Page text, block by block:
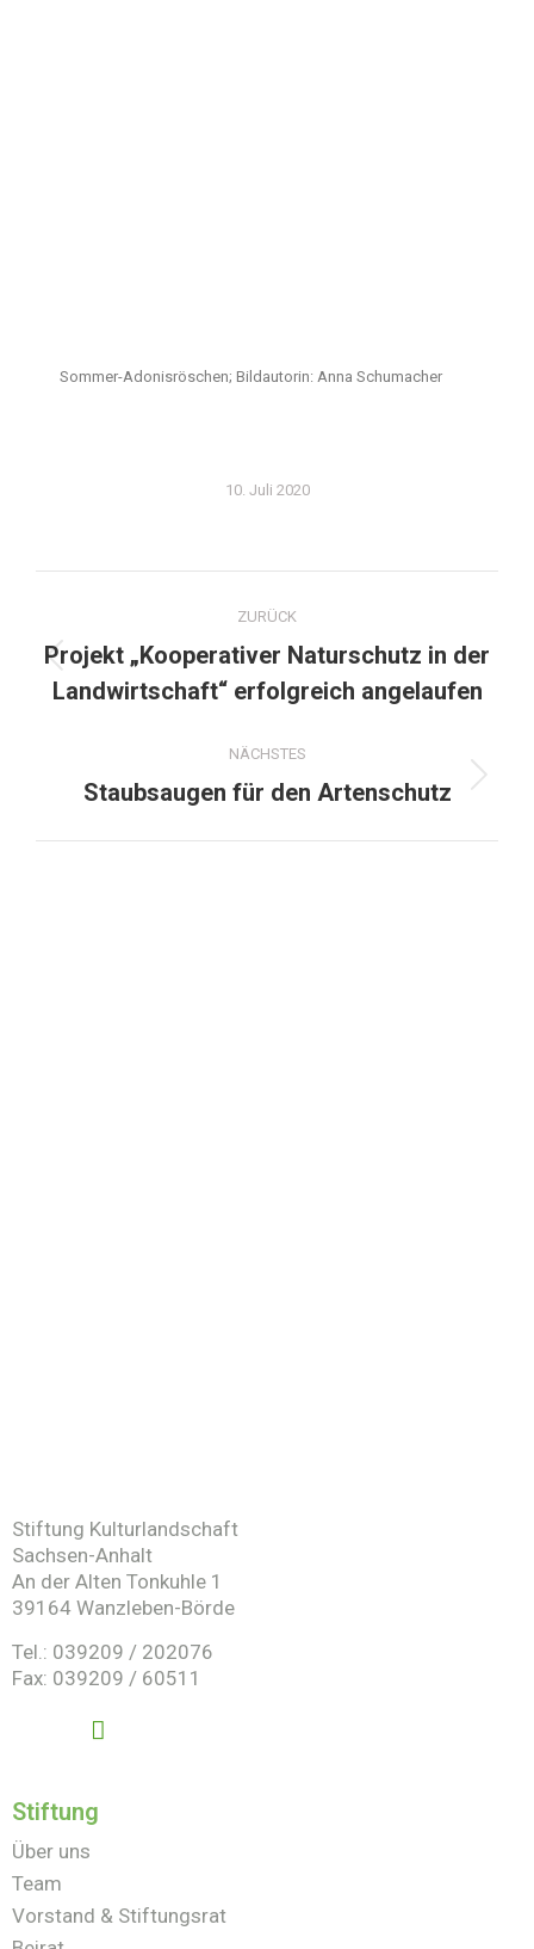
Sommer-Adonisröschen; Bildautorin: Anna Schumacher
10. Juli 2020
ZURÜCK
Projekt „Kooperativer Naturschutz in der
Landwirtschaft“ erfolgreich angelaufen
NÄCHSTES
Staubsaugen für den Artenschutz
Stiftung Kulturlandschaft
Sachsen-Anhalt
An der Alten Tonkuhle 1
39164 Wanzleben-Börde
Tel.: 039209 / 202076
Fax: 039209 / 60511
Stiftung
Über uns
Team
Vorstand & Stiftungsrat